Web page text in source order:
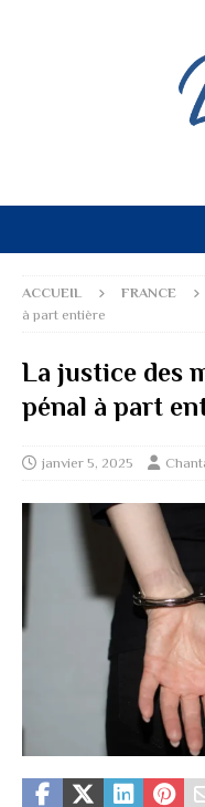
ACCUEIL FRANCE
à part entière
La justice des
pénal à part
janvier 5, 2025